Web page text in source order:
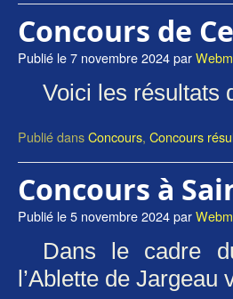
Concours de
Publié le7 novembre 2024par
Voici les résultats
Publié dansConcours, Concours
Concours à
Publié le5 novembre 2024par
Dans le cadre
l’Ablette de